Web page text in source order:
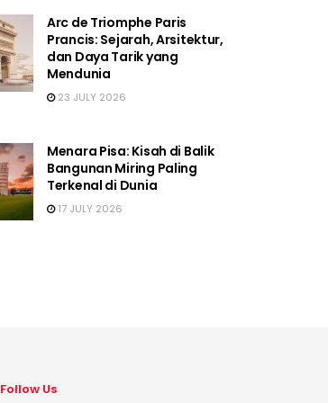
Arc de Triomphe Paris
Prancis: Sejarah, Arsitektur,
dan Daya Tarik yang
Mendunia
23 JULY 2026
Menara Pisa: Kisah di Balik
Bangunan Miring Paling
Terkenal di Dunia
17 JULY 2026
Follow Us